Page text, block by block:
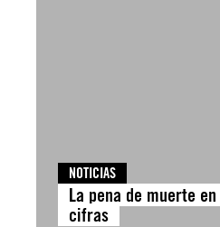
NOTICIAS
La pena de muerte
cifras